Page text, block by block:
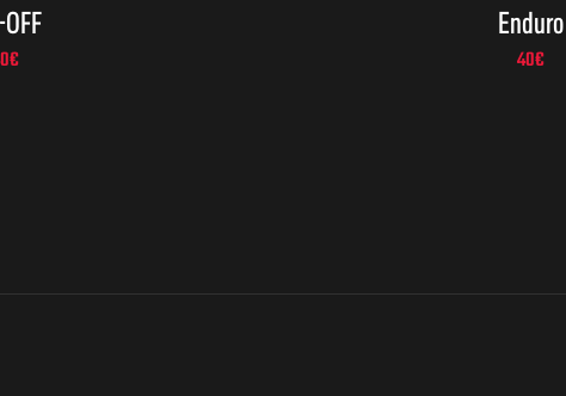
€
Enduro
40€